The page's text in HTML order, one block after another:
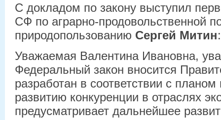
С докладом по закону выступил
СФ по аграрно-продовольственной
природопользованию Сергей Митин:
Уважаемая Валентина Ивановна,
Федеральный закон вносится
разработан в соответствии с планом
развитию конкуренции в отраслях
предусматривает дальнейшее